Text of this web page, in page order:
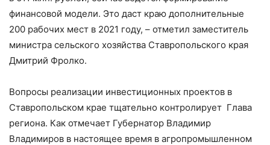
финансовой модели. Это даст краю дополнительные
200 рабочих мест в 2021 году, – отметил заместитель
министра сельского хозяйства Ставропольского края
Дмитрий Фролко.
Вопросы реализации инвестиционных проектов в
Ставропольском крае тщательно контролирует Глава
региона. Как отмечает Губернатор Владимир
Владимиров в настоящее время в агропромышленном